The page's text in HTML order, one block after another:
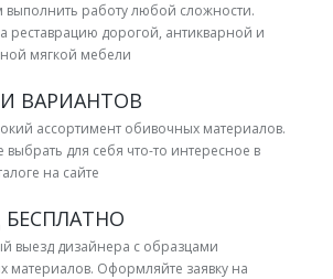
работу любой сложности.
реставрацию дорогой, антикварной и
мягкой мебели
ВАРИАНТОВ
ассортимент обивочных материалов.
для себя что-то интересное в
на сайте
БЕСПЛАТНО
выезд дизайнера с образцами
материалов. Оформляйте заявку на